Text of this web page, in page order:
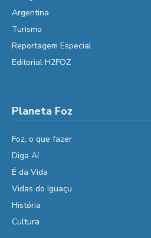
Argentina
Turismo
Reportagem Especial
Editorial H2FOZ
Planeta Foz
Foz, o que fazer
Diga Aí
É da Vida
Vidas do Iguaçu
História
Cultura